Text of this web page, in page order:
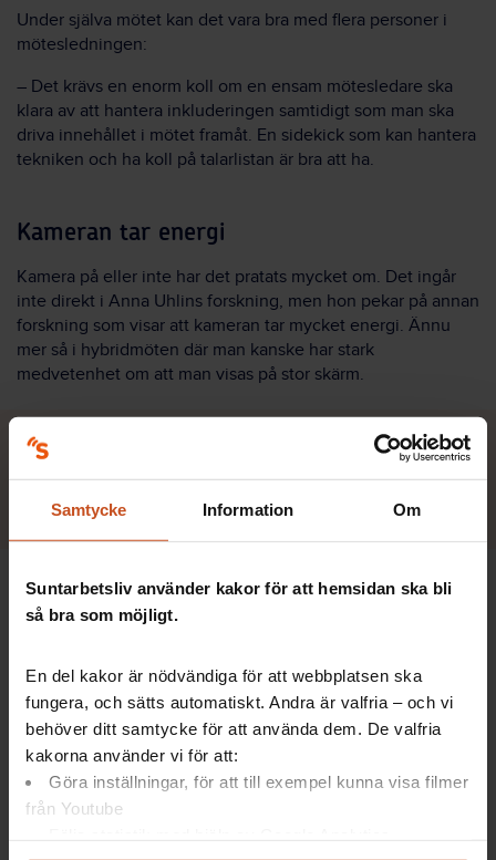
Samtycke Information Om
Suntarbetsliv använder kakor för att hemsidan ska bli
så bra som möjligt.
En del kakor är nödvändiga för att webbplatsen ska
fungera, och sätts automatiskt. Andra är valfria – och vi
behöver ditt samtycke för att använda dem. De valfria
kakorna använder vi för att:
Göra inställningar, för att till exempel kunna visa filmer
från Youtube
Under själva mötet kan det vara bra med flera personer i
mötesledningen:
– Det krävs en enorm koll om en ensam mötesledare ska
klara av att hantera inkluderingen samtidigt som man ska
driva innehållet i mötet framåt. En sidekick som kan hantera
tekniken och ha koll på talarlistan är bra att ha.
Kameran tar energi
Kamera på eller inte har det pratats mycket om. Det ingår
inte direkt i Anna Uhlins forskning, men hon pekar på annan
forskning som visar att kameran tar mycket energi. Ännu
mer så i hybridmöten där man kanske har stark
medvetenhet om att man visas på stor skärm.
– Detta kan ingå i det man kommer överens om inför mötet.
Är det ok att slå av kameran om någon informerar om något,
och bara vila i att lyssna? Medan kameran kan vara på vid
Efter dessa råd vill Anna Uhlin skicka med en brasklapp: ta
råden med en nypa salt.
– Varje möte måste förstås i sitt sammanhang: vad ska
åstadkommas, hur mogen är gruppen, vad har varje individ
med sig till mötet just idag?
Forskningen befinner sig bara i början på det här området,